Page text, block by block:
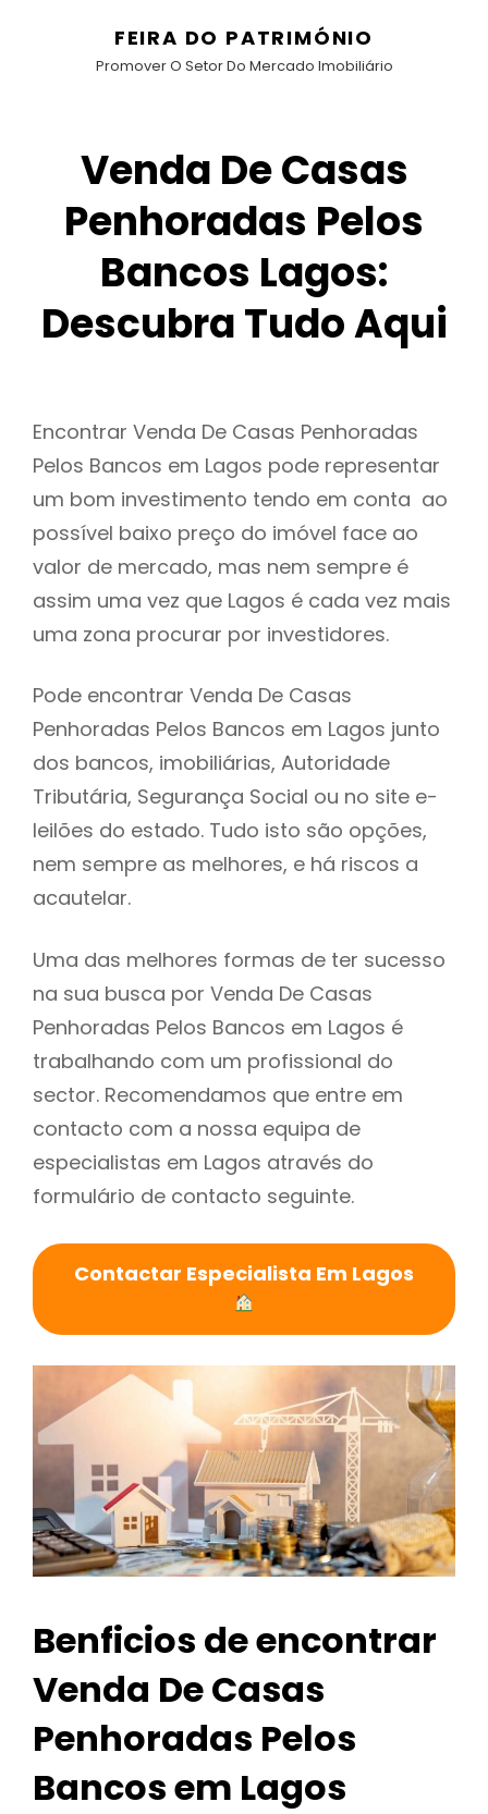
FEIRA DO PATRIMÓNIO
Promover O Setor Do Mercado Imobiliário
Venda De Casas
Penhoradas Pelos
Bancos Lagos:
Descubra Tudo Aqui
Encontrar Venda De Casas Penhoradas
Pelos Bancos em Lagos pode representar
um bom investimento tendo em conta ao
possível baixo preço do imóvel face ao
valor de mercado, mas nem sempre é
assim uma vez que Lagos é cada vez mais
uma zona procurar por investidores.
Pode encontrar Venda De Casas
Penhoradas Pelos Bancos em Lagos junto
dos bancos, imobiliárias, Autoridade
Tributária, Segurança Social ou no site e-
leilões do estado. Tudo isto são opções,
nem sempre as melhores, e há riscos a
acautelar.
Uma das melhores formas de ter sucesso
na sua busca por Venda De Casas
Penhoradas Pelos Bancos em Lagos é
trabalhando com um profissional do
sector. Recomendamos que entre em
contacto com a nossa equipa de
especialistas em Lagos através do
formulário de contacto seguinte.
Contactar Especialista Em Lagos
Benficios de encontrar
Venda De Casas
Penhoradas Pelos
Bancos em Lagos